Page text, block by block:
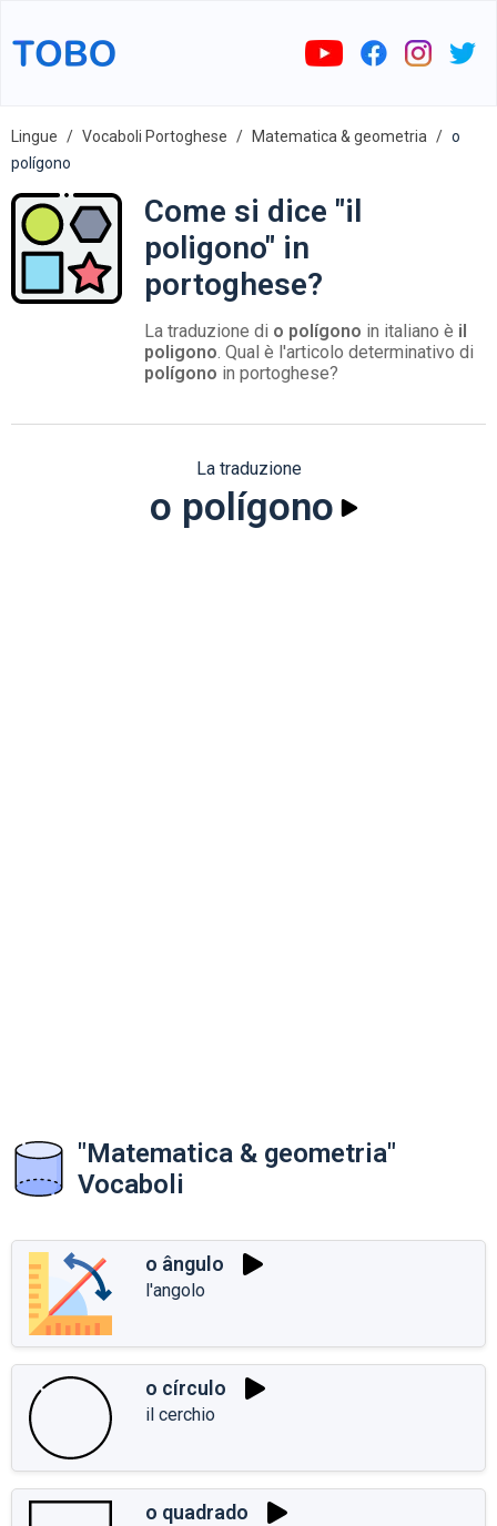
Lingue Vocaboli Portoghese Matematica & geometria
o
polígono
Come si dice "il
poligono" in
portoghese?
La traduzione di o polígono in italiano è il
poligono. Qual è l'articolo determinativo di
polígono in portoghese?
La traduzione
o polígono
"Matematica & geometria"
Vocaboli
o ângulo
l'angolo
o círculo
il cerchio
o quadrado